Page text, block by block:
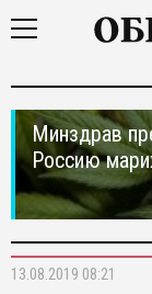
Минздрав
Россию
13.08.2019 08:21